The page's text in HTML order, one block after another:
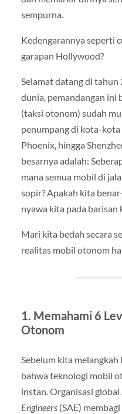
sempurna.
Kedengarannya seperti
garapan Hollywood?
Selamat datang di
dunia, pemandangan ini
(taksi otonom) sudah
penumpang di kota-kota
Phoenix, hingga
besarnya adalah:
mana semua mobil di
sopir? Apakah kita
nyawa kita pada barisan
Mari kita bedah secara
realitas mobil otonom
1. Memahami 6
Otonom
Sebelum kita
bahwa teknologi mobil
instan. Organisasi global
Engineers(SAE)